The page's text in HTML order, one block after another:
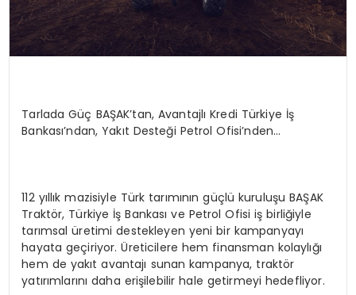
Tarlada Güç BAŞAK’tan, Avantajlı Kredi Türkiye İş
Bankası’ndan, Yakıt Desteği Petrol Ofisi’nden…
112 yıllık mazisiyle Türk tarımının güçlü kuruluşu BAŞAK
Traktör, Türkiye İş Bankası ve Petrol Ofisi iş birliğiyle
tarımsal üretimi destekleyen yeni bir kampanyayı
hayata geçiriyor. Üreticilere hem finansman kolaylığı
hem de yakıt avantajı sunan kampanya, traktör
yatırımlarını daha erişilebilir hale getirmeyi hedefliyor.